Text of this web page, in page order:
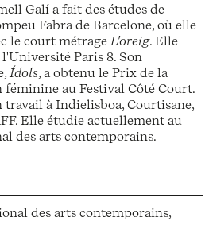
Galí a fait des études de
Fabra de Barcelone, où elle
le court métrageL'oreig. Elle
Paris 8. Son
Ídols, a obtenu le Prix de la
au Festival Côté Court.
travail à Indielisboa, Courtisane,
Elle étudie actuellement au
des arts contemporains.
des arts contemporains,